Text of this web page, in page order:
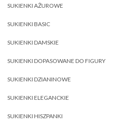
SUKIENKI AŻUROWE
SUKIENKI BASIC
SUKIENKI DAMSKIE
SUKIENKI DOPASOWANE DO FIGURY
SUKIENKI DZIANINOWE
SUKIENKI ELEGANCKIE
SUKIENKI HISZPANKI